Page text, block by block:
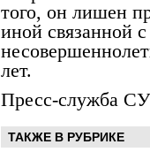
того, он лишен
иной связанной
лет.
Пресс-служба
ТАКЖЕ В РУБРИКЕ